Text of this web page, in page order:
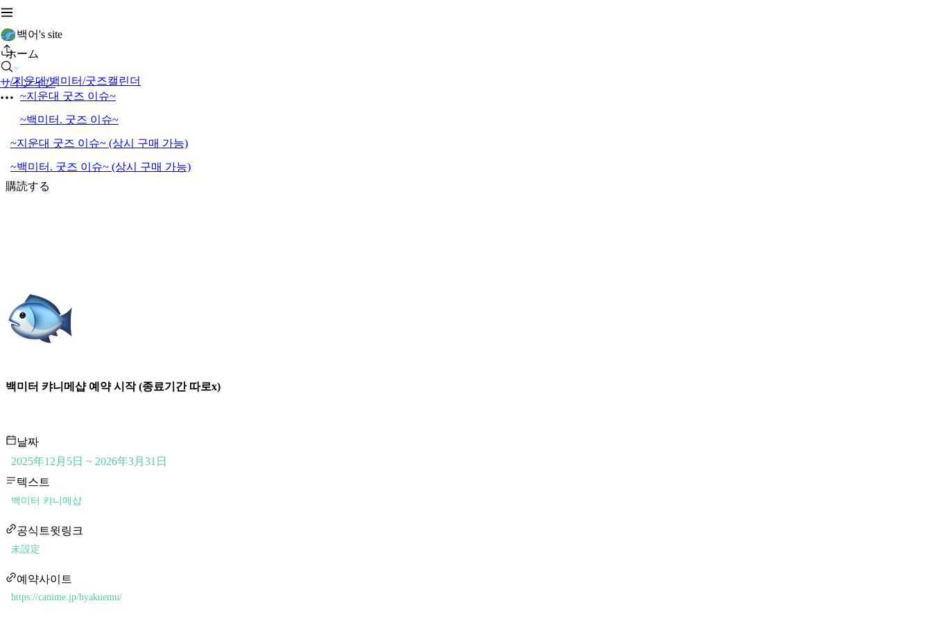
백어's site
サインイン
ホーム
/지운대/백미터/굿즈캘린더
~지운대 굿즈 이슈~
~백미터. 굿즈 이슈~
~지운대 굿즈 이슈~ (상시 구매 가능)
~백미터. 굿즈 이슈~ (상시 구매 가능)
購読する
백미터 캬니메샵 예약 시작 (종료기간 따로x)
날짜
2025年12月5日 ~ 2026年3月31日
텍스트
백미터 캬니메샵
공식트윗링크
未設定
예약사이트
https://canime.jp/hyakuemu/